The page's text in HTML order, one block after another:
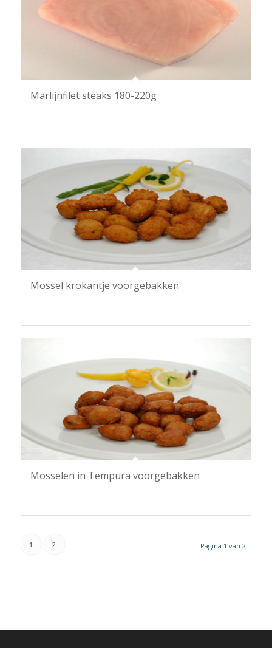
Marlijnfilet steaks 180-220g
Mossel krokantje voorgebakken
Mosselen in Tempura voorgebakken
Pagina 1 van 2
1 2